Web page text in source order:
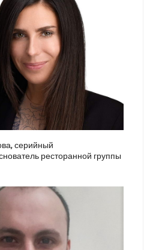
серийный
ресторанной группы